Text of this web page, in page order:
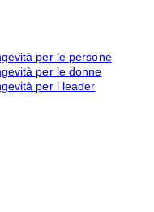
per le persone
per le donne
per i leader